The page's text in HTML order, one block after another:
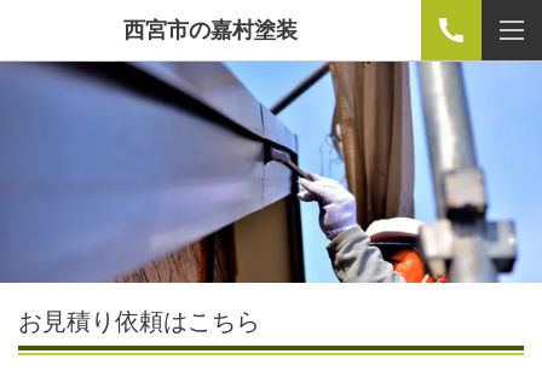
西宮市の嘉村塗装
お見積り依頼はこちら